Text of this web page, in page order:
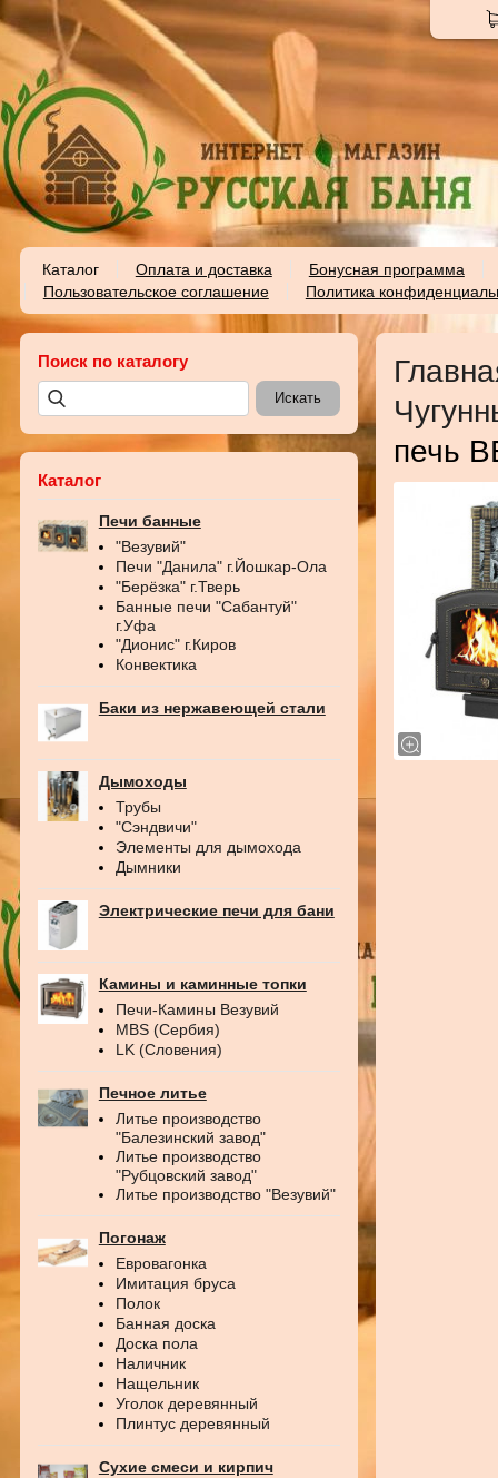
Каталог Оплата и доставка
Бонусная программа
Пользовательское соглашение
Политика
Поиск по каталогу
Каталог
Печи банные
"Везувий"
Печи "Данила" г.Йошкар-Ола
"Берёзка" г.Тверь
Банные печи "Сабантуй"
г.Уфа
"Дионис" г.Киров
Конвектика
Баки из нержавеющей стали
Дымоходы
Трубы
"Сэндвичи"
Элементы для дымохода
Дымники
Электрические печи для бани
Камины и каминные топки
Печи-Камины Везувий
MBS (Сербия)
LK (Словения)
Печное литье
Литье производство
"Балезинский завод"
Литье производство
"Рубцовский завод"
Литье производство "Везувий"
Погонаж
Евровагонка
Имитация бруса
Полок
Банная доска
Доска пола
Наличник
Нащельник
Уголок деревянный
Плинтус деревянный
Сухие смеси и кирпич
печь